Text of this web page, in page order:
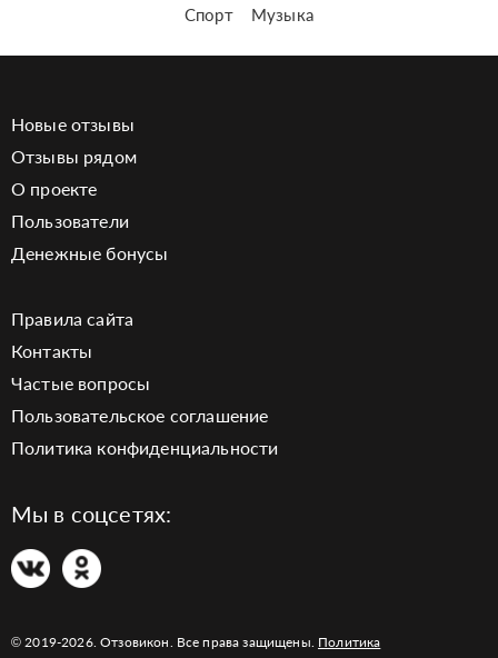
Спорт
Музыка
Новые отзывы
Отзывы рядом
О проекте
Пользователи
Денежные бонусы
Правила сайта
Контакты
Частые вопросы
Пользовательское соглашение
Политика конфиденциальности
Мы в соцсетях:
© 2019-2026. Отзовикон. Все права защищены. Политика